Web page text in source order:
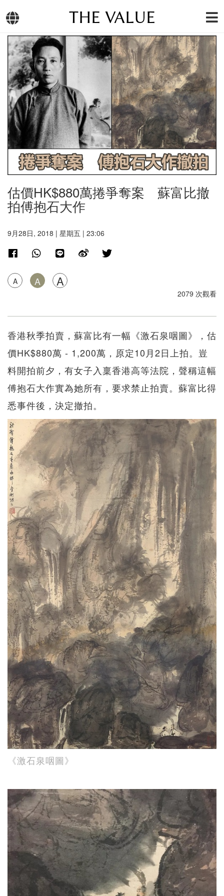
THE VALUE
估價HK$880萬捲爭奪案 蘇富比撤
拍傅抱石大作
9月28日, 2018 | 星期五 | 23:06
A A A
2079 次觀看
香港秋季拍賣，蘇富比有一幅《激石泉咽圖》，估
價HK$880萬 - 1,200萬，原定10月2日上拍。豈
料開拍前夕，有女子入稟香港高等法院，聲稱這幅
傅抱石大作實為她所有，要求禁止拍賣。蘇富比得
悉事件後，決定撤拍。
《激石泉咽圖》